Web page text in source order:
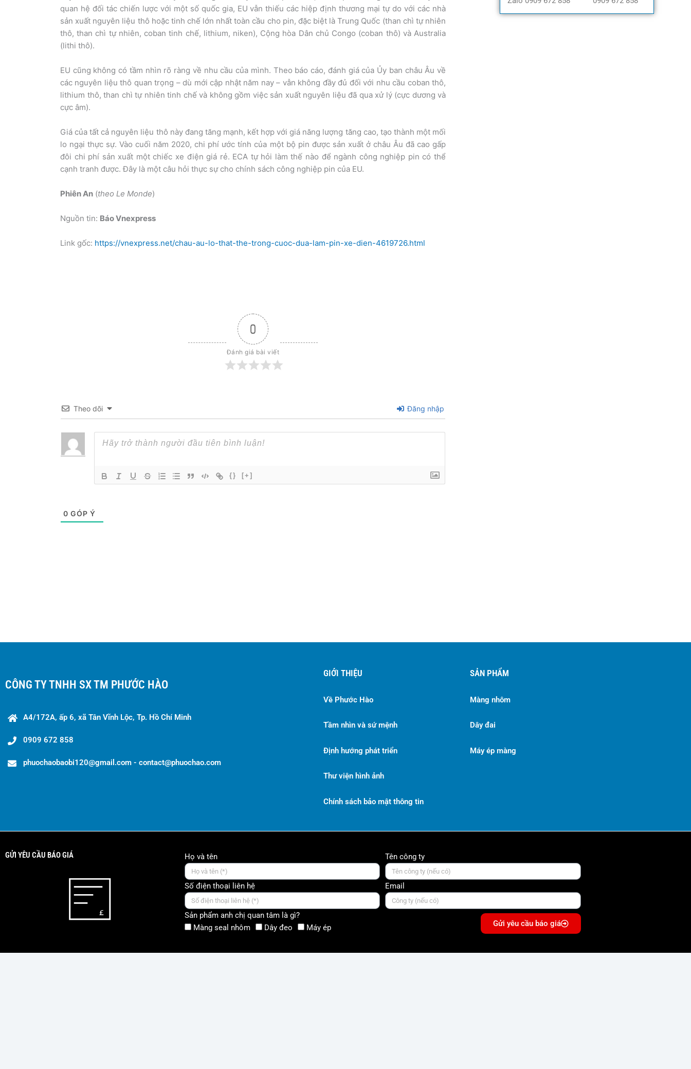
quan hệ đối tác chiến lược với một số quốc gia, EU vẫn thiếu các hiệp định thương mại tự do với các nhà
sản xuất nguyên liệu thô hoặc tinh chế lớn nhất toàn cầu cho pin, đặc biệt là Trung Quốc (than chì tự nhiên
thô, than chì tự nhiên, coban tinh chế, lithium, niken), Cộng hòa Dân chủ Congo (coban thô) và Australia
(lithi thô).
EU cũng không có tầm nhìn rõ ràng về nhu cầu của mình. Theo báo cáo, đánh giá của Ủy ban châu Âu về
các nguyên liệu thô quan trọng – dù mới cập nhật năm nay – vẫn không đầy đủ đối với nhu cầu coban thô,
lithium thô, than chì tự nhiên tinh chế và không gồm việc sản xuất nguyên liệu đã qua xử lý (cực dương và
cực âm).
Giá của tất cả nguyên liệu thô này đang tăng mạnh, kết hợp với giá năng lượng tăng cao, tạo thành một mối
lo ngại thực sự. Vào cuối năm 2020, chi phí ước tính của một bộ pin được sản xuất ở châu Âu đã cao gấp
đôi chi phí sản xuất một chiếc xe điện giá rẻ. ECA tự hỏi làm thế nào để ngành công nghiệp pin có thể
cạnh tranh được. Đây là một câu hỏi thực sự cho chính sách công nghiệp pin của EU.
Phiên An (theo Le Monde)
Nguồn tin: Báo Vnexpress
Link gốc: https://vnexpress.net/chau-au-lo-that-the-trong-cuoc-dua-lam-pin-xe-dien-4619726.html
0
Đánh giá bài viết
Theo dõi Đăng nhập
{} [+]
0 GÓP Ý
CÔNG TY TNHH SX TM PHƯỚC HÀO
A4/172A, ấp 6, xã Tân Vĩnh Lộc, Tp. Hồ Chí Minh
0909 672 858
phuochaobaobi120@gmail.com - contact@phuochao.com
GIỚI THIỆU
Về Phước Hào
Tầm nhìn và sứ mệnh
Định hướng phát triển
Thư viện hình ảnh
Chính sách bảo mật thông tin
SẢN PHẨM
Màng nhôm
Dây đai
Máy ép màng
GỬI YÊU CẦU BÁO GIÁ Họ và tên Tên công ty
Số điện thoại liên hệ Email
Sản phẩm anh chị quan tâm là gì?
Màng seal nhôm
Dây đeo Máy ép Gửi yêu cầu báo giá